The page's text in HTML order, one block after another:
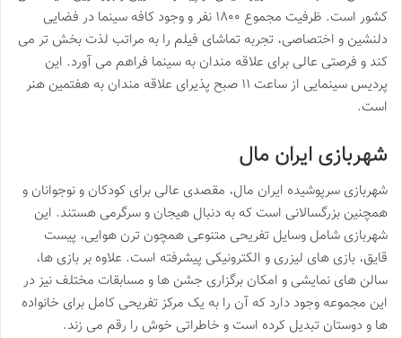
کشور است. ظرفیت مجموع ۱۸۰۰ نفر و وجود کافه سینما در فضایی
دلنشین و اختصاصی، تجربه تماشای فیلم را به مراتب لذت بخش تر می
کند و فرصتی عالی برای علاقه مندان به سینما فراهم می آورد. این
پردیس سینمایی از ساعت ۱۱ صبح پذیرای علاقه مندان به هفتمین هنر
است.
شهربازی ایران مال
شهربازی سرپوشیده ایران مال، مقصدی عالی برای کودکان و نوجوانان و
همچنین بزرگسالانی است که به دنبال هیجان و سرگرمی هستند. این
شهربازی شامل وسایل تفریحی متنوعی همچون ترن هوایی، پیست
قایق، بازی های لیزری و الکترونیکی پیشرفته است. علاوه بر بازی ها،
سالن های نمایشی و امکان برگزاری جشن ها و مسابقات مختلف نیز در
این مجموعه وجود دارد که آن را به یک مرکز تفریحی کامل برای خانواده
ها و دوستان تبدیل کرده است و خاطراتی خوش را رقم می زند.